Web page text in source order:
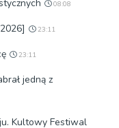
08:08
23:11
23:11
jedną z
Kultowy Festiwal